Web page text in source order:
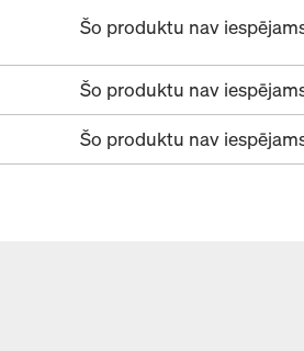
Šo produktu nav
Šo produktu nav
Šo produktu nav